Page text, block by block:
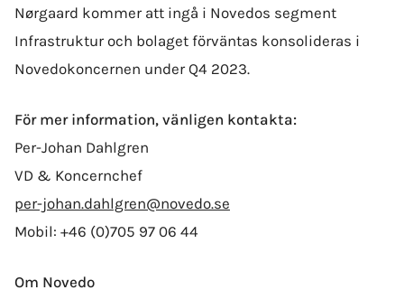
Nørgaard kommer att ingå i Novedos segment
Infrastruktur och bolaget förväntas konsolideras i
Novedokoncernen under Q4 2023.
För mer information, vänligen kontakta:
Per-Johan Dahlgren
VD & Koncernchef
per-johan.dahlgren@novedo.se
Mobil: +46 (0)705 97 06 44
Om Novedo